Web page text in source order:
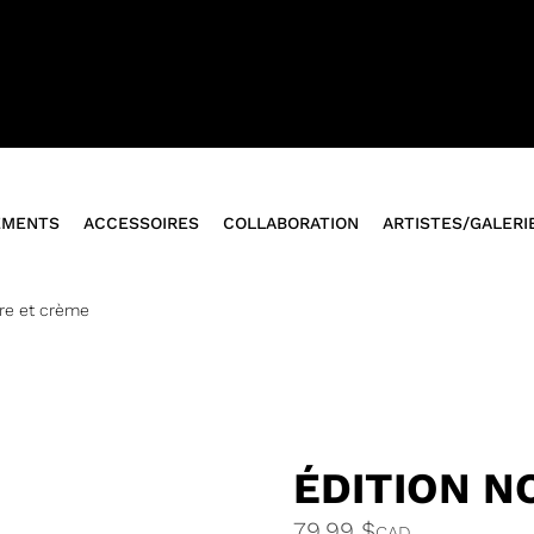
ACCESSOIRES COLLABORATION ARTISTES/
et crème
ÉDITION